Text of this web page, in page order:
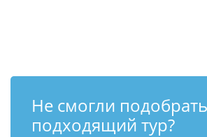
Не смогли подобрать
подходящий тур?